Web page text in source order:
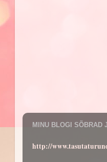
MINU BLOGI SÕBRAD
http://